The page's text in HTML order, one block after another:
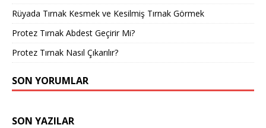
Rüyada Tırnak Kesmek ve Kesilmiş Tırnak Görmek
Protez Tırnak Abdest Geçirir Mi?
Protez Tırnak Nasıl Çıkarılır?
SON YORUMLAR
SON YAZILAR